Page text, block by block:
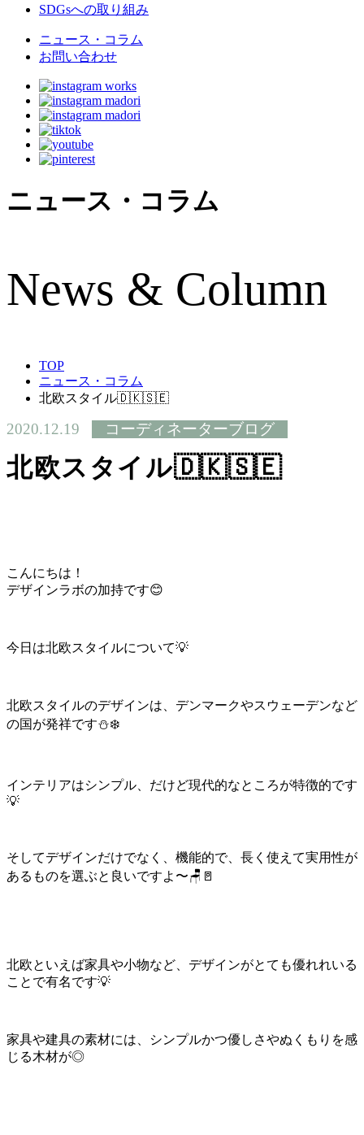
SDGsへの取り組み
ニュース・コラム
お問い合わせ
ニュース・コラム
News & Column
TOP
ニュース・コラム
北欧スタイル🇩🇰🇸🇪
2020.12.19 コーディネーターブログ
北欧スタイル🇩🇰🇸🇪
こんにちは！
デザインラボの加持です😊
今日は北欧スタイルについて💡
北欧スタイルのデザインは、デンマークやスウェーデンなど
の国が発祥です⛄️❄️
インテリアはシンプル、だけど現代的なところが特徴的です
💡
そしてデザインだけでなく、機能的で、長く使えて実用性が
あるものを選ぶと良いですよ〜🪑🚪
北欧といえば家具や小物など、デザインがとても優れれいる
ことで有名です💡
家具や建具の素材には、シンプルかつ優しさやぬくもりを感
じる木材が◎